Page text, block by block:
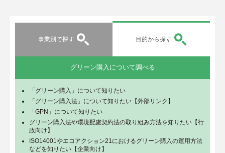
事業別で探す 目的から探す
グリーン購入について調べる
「グリーン購入」について知りたい
「グリーン購入法」について知りたい【外部リンク】
「GPN」について知りたい
グリーン購入法や環境配慮契約法の取り組み方法を知りたい【行
政向け】
ISO14001やエコアクション21におけるグリーン購入の運用方法
などを知りたい【企業向け】